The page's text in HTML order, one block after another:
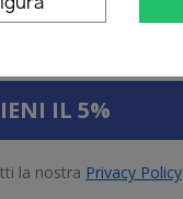
IL 5%
la nostra Privacy Policy